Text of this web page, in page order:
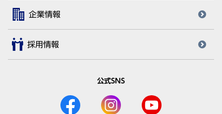
企業情報
採用情報
公式SNS